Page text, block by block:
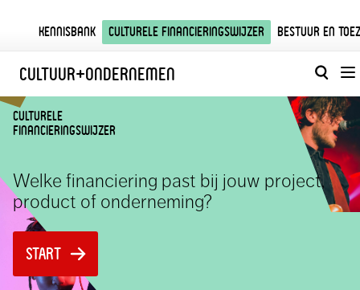
Kennisbank Culturele financieringswijzer Bestuur en
Cultuur+Ondernemen
culturele
financieringswijzer
Welke financiering past bij jouw project,
product of onderneming?
START